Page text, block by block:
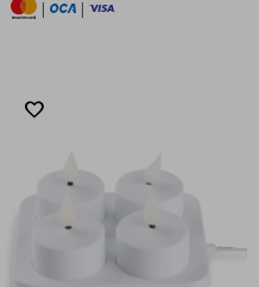
| |